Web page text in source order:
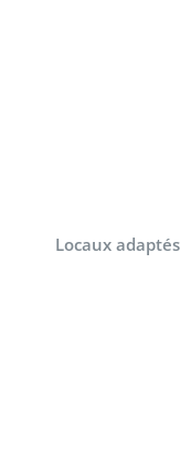
Locaux adaptés